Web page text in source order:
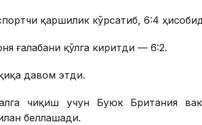
қаршилик кўрсатиб, 6:4
ғалабани қўлга киритди — 6:2.
давом этди.
чиқиш учун Буюк Британия
беллашади.